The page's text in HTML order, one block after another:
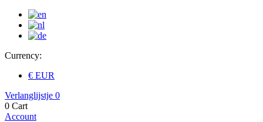
Currency:
€ EUR
Verlanglijstje 0
0 Cart
Account